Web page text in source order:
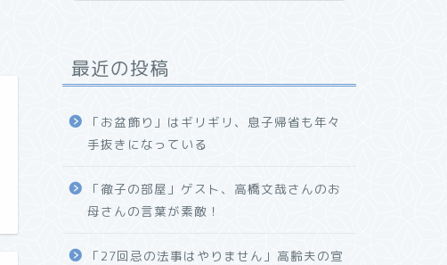
最近の投稿
「お盆飾り」はギリギリ、息子帰省も年々
手抜きになっている
「徹子の部屋」ゲスト、高橋文哉さんのお
母さんの言葉が素敵！
「27回忌の法事はやりません」高齢夫の宣